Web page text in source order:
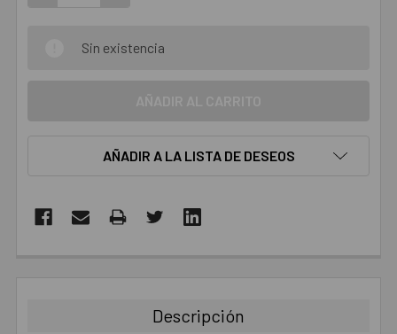
Sin existencia
AÑADIR A LA LISTA DE DESEOS
Descripción